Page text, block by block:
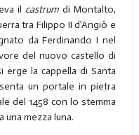
il castrum di Montalto,
tra Filippo II d’Angiò e
da Ferdinando I nel
del nuovo castello di
erge la cappella di Santa
un portale in pietra
del 1458 con lo stemma
mezza luna.